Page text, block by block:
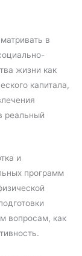
в
жизни как
капитала,
реальный
и
программ
вопросам, как